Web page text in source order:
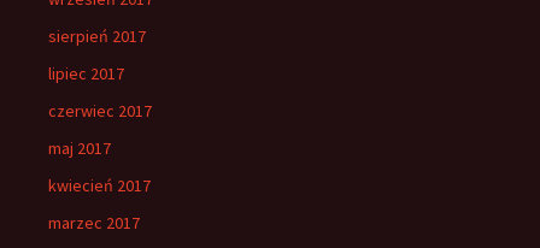
sierpień 2017
lipiec 2017
czerwiec 2017
maj 2017
kwiecień 2017
marzec 2017